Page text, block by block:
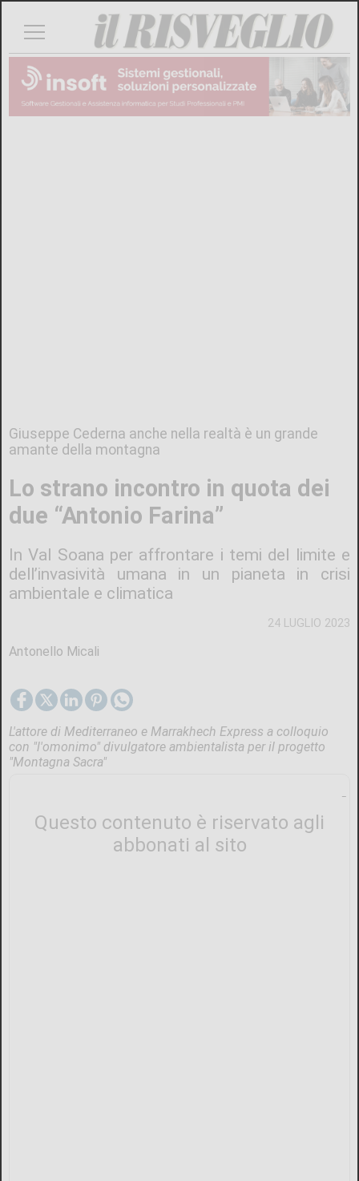
24 LUGLIO 2023
Giuseppe Cederna anche nella realtà è un grande
amante della montagna
Lo strano incontro in quota dei
due “Antonio Farina”
In Val Soana per affrontare i temi del limite e
dell’invasività umana in un pianeta in crisi
ambientale e climatica
Antonello Micali
L'attore di Mediterraneo e Marrakhech Express a colloquio
con "l'omonimo" divulgatore ambientalista per il progetto
"Montagna Sacra"
Questo contenuto è riservato agli
abbonati al sito